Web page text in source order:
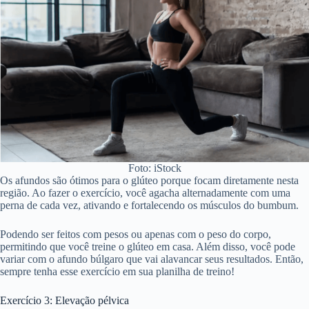
Foto: iStock
Os afundos são ótimos para o glúteo porque focam diretamente nesta
região. Ao fazer o exercício, você agacha alternadamente com uma
perna de cada vez, ativando e fortalecendo os músculos do bumbum.
Podendo ser feitos com pesos ou apenas com o peso do corpo,
permitindo que você treine o glúteo em casa. Além disso, você pode
variar com o afundo búlgaro que vai alavancar seus resultados. Então,
sempre tenha esse exercício em sua planilha de treino!
Exercício 3: Elevação pélvica